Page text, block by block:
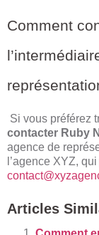
Comment
Si vous préférez
contacter Ruby
agence de
l’agence XYZ,
Articles